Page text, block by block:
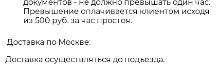
документов - не должно превышать один час.
Превышение оплачивается клиентом исходя
из 500 руб. за час простоя.
Доставка по Москве:
Доставка осуществляться до подъезда.